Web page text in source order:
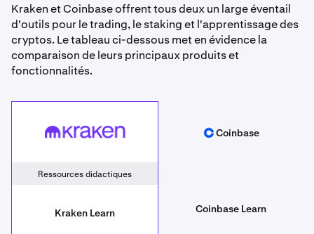
Kraken et Coinbase offrent tous deux un large éventail
d'outils pour le trading, le staking et l'apprentissage des
cryptos. Le tableau ci-dessous met en évidence la
comparaison de leurs principaux produits et
fonctionnalités.
Kraken Coinbase
Coinbase
Ressources didactiques
Kraken Learn Coinbase Learn